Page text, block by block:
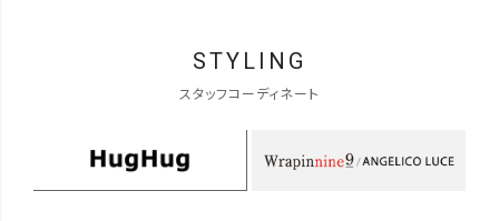
STYLING
スタッフコーディネート